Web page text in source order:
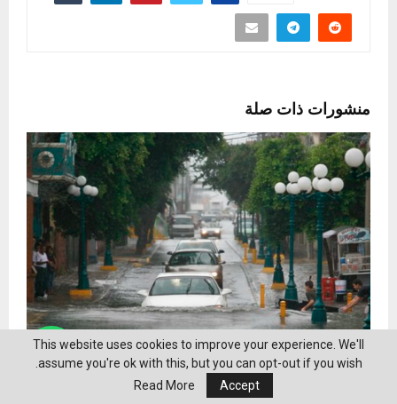
منشورات ذات صلة
This website uses cookies to improve your experience. We'll
assume you're ok with this, but you can opt-out if you wish.
Accept
Read More